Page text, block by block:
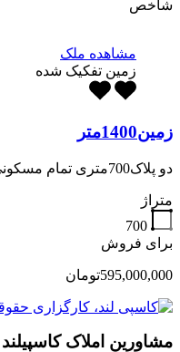
شاخص
مشاهده ملک
زمین تفکیک شده
زمین1400متر
دو پلاک700متری تمام مسکونی
متراژ
700
برای فروش
595,000,000تومان
مشاورین املاک کاسپیلند